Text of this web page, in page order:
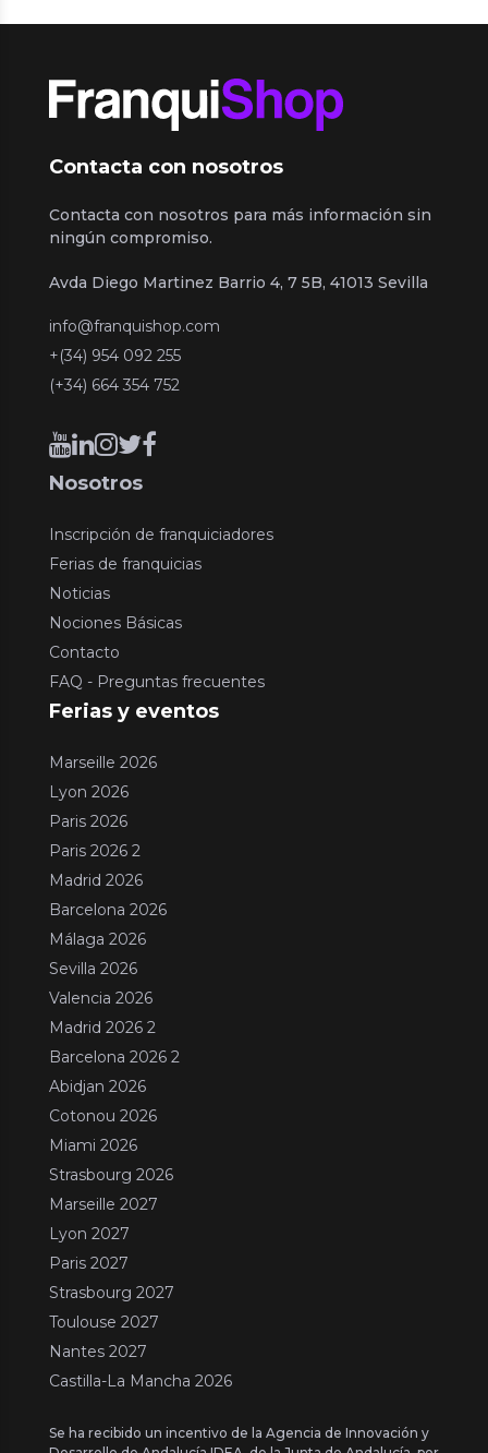
Contacta con nosotros
Contacta con nosotros para más información sin
ningún compromiso.
Avda Diego Martinez Barrio 4, 7 5B, 41013 Sevilla
info@franquishop.com
+(34) 954 092 255
(+34) 664 354 752
Nosotros
Inscripción de franquiciadores
Ferias de franquicias
Noticias
Nociones Básicas
Contacto
FAQ - Preguntas frecuentes
Ferias y eventos
Marseille 2026
Lyon 2026
Paris 2026
Paris 2026 2
Madrid 2026
Barcelona 2026
Málaga 2026
Sevilla 2026
Valencia 2026
Madrid 2026 2
Barcelona 2026 2
Abidjan 2026
Cotonou 2026
Miami 2026
Strasbourg 2026
Marseille 2027
Lyon 2027
Paris 2027
Strasbourg 2027
Toulouse 2027
Nantes 2027
Castilla-La Mancha 2026
Se ha recibido un incentivo de la Agencia de Innovación y